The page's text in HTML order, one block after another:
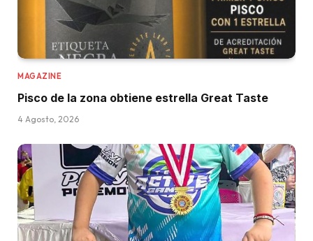
MAGAZINE
Pisco de la zona obtiene estrella Great Taste
4 Agosto, 2026